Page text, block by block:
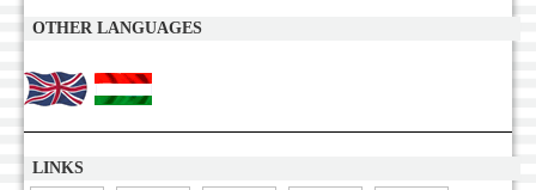
OTHER LANGUAGES
LINKS